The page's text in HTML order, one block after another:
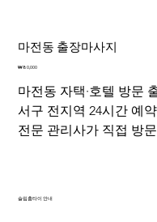
마전동 출장마사지
가
₩80,000
마전동 자택·호텔 방문
서구 전지역 24시간 예
전문 관리사가 직접 방
슬림홈타이 안내